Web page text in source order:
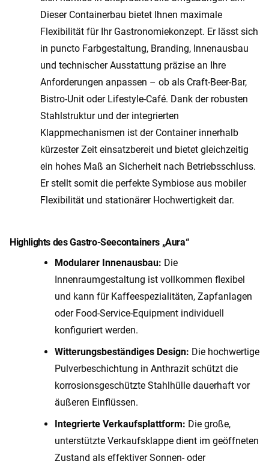
Dieser Containerbau bietet Ihnen maximale
Flexibilität für Ihr Gastronomiekonzept. Er lässt sich
in puncto Farbgestaltung, Branding, Innenausbau
und technischer Ausstattung präzise an Ihre
Anforderungen anpassen – ob als Craft-Beer-Bar,
Bistro-Unit oder Lifestyle-Café. Dank der robusten
Stahlstruktur und der integrierten
Klappmechanismen ist der Container innerhalb
kürzester Zeit einsatzbereit und bietet gleichzeitig
ein hohes Maß an Sicherheit nach Betriebsschluss.
Er stellt somit die perfekte Symbiose aus mobiler
Flexibilität und stationärer Hochwertigkeit dar.
Highlights des Gastro-Seecontainers „Aura“
Modularer Innenausbau: Die
Innenraumgestaltung ist vollkommen flexibel
und kann für Kaffeespezialitäten, Zapfanlagen
oder Food-Service-Equipment individuell
konfiguriert werden.
Witterungsbeständiges Design: Die hochwertige
Pulverbeschichtung in Anthrazit schützt die
korrosionsgeschützte Stahlhülle dauerhaft vor
äußeren Einflüssen.
Integrierte Verkaufsplattform: Die große,
unterstützte Verkaufsklappe dient im geöffneten
Zustand als effektiver Sonnen- oder